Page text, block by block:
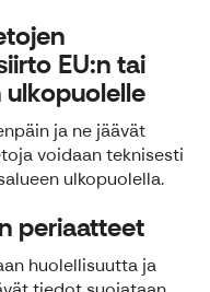
EU:n tai
ulkopuolelle
ja ne jäävät
voidaan teknisesti
ulkopuolella.
periaatteet
huolellisuutta ja